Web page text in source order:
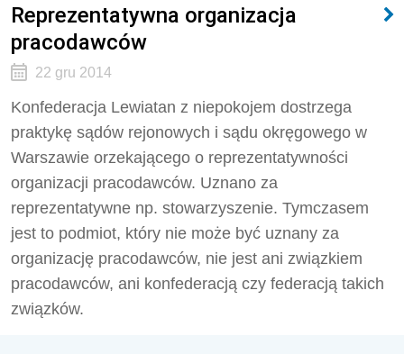
Reprezentatywna organizacja
pracodawców
22 gru 2014
Konfederacja Lewiatan z niepokojem dostrzega
praktykę sądów rejonowych i sądu okręgowego w
Warszawie orzekającego o reprezentatywności
organizacji pracodawców. Uznano za
reprezentatywne np. stowarzyszenie. Tymczasem
jest to podmiot, który nie może być uznany za
organizację pracodawców, nie jest ani związkiem
pracodawców, ani konfederacją czy federacją takich
związków.